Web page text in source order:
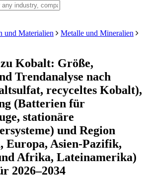
und Materialien
Metalle und Mineralien
Kobalt: Größe,
Trendanalyse nach
recyceltes Kobalt),
(Batterien für
stationäre
und Region
Europa, Asien-Pazifik,
Afrika, Lateinamerika)
2026–2034